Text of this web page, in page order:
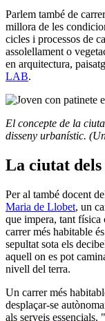
Parlem també de
millora de les
cicles i processos de
assolellament o
en arquitectura,
LAB.
El concepte de la
disseny urbanístic.
La ciutat
Per al també docent
Maria de Llobet, un
que impera, tant física
carrer més habitable
sepultat sota els
aquell on es pot
nivell del terra.
Un carrer més
desplaçar-se
als serveis essencials.